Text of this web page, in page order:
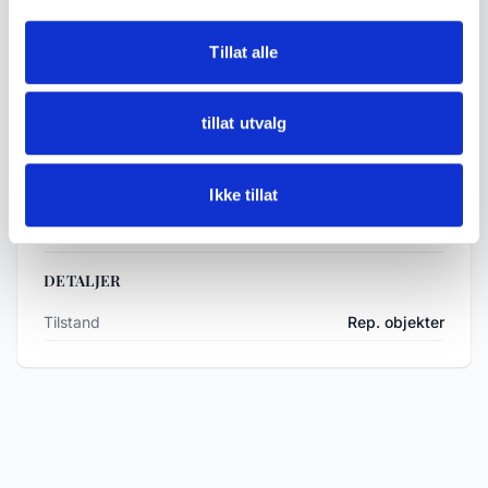
Tillat alle
tillat utvalg
Ikke tillat
• Tilstand:
Utestet. Betydelig slitasje, korrosjon,
manglende deler og defekter forekommer.
Selges som deleklokker/restaureringsobjekter
DETALJER
Tilstand Rep. objekter